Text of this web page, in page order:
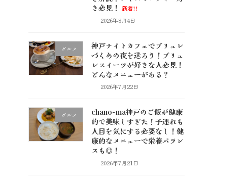
き必見！ 新着!!
2026年8月4日
グルメ
神戸ナイトカフェでブリュレ
づくめの夜を送ろう！ブリュ
レスイーツが好きな人必見！
どんなメニューがある？
2026年7月22日
グルメ
chano-ma神戸のご飯が健康
的で美味しすぎた！子連れも
人目を気にする必要なし！健
康的なメニューで栄養バラン
スも◎！
2026年7月21日